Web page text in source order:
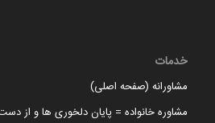
خدمات
مشاورانه (صفحه اصلی)
مشاوره خانواده = پایان دلخوری ها و از